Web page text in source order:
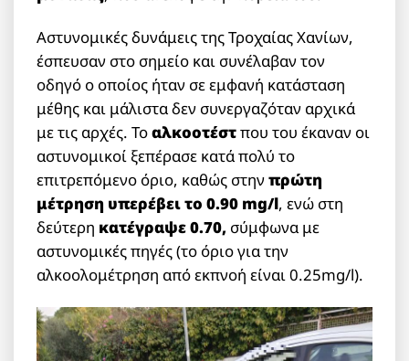
Αστυνομικές δυνάμεις της Τροχαίας Χανίων,
έσπευσαν στο σημείο και συνέλαβαν τον
οδηγό ο οποίος ήταν σε εμφανή κατάσταση
μέθης και μάλιστα δεν συνεργαζόταν αρχικά
με τις αρχές. Τοαλκοοτέστπου του έκαναν οι
αστυνομικοί ξεπέρασε κατά πολύ το
επιτρεπόμενο όριο, καθώς στηνπρώτη
μέτρηση υπερέβει το 0.90 mg/l, ενώ στη
δεύτερη κατέγραψε 0.70, σύμφωνα με
αστυνομικές πηγές (το όριο για την
αλκοολομέτρηση από εκπνοή είναι 0.25mg/l).